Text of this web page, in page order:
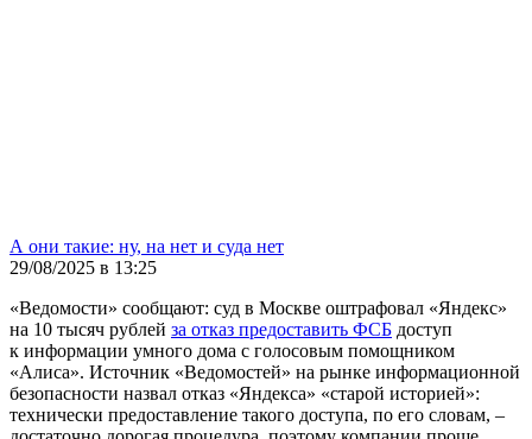
А они такие: ну, на нет и суда нет
29/08/2025 в 13:25
«Ведомости» сообщают: суд в Москве оштрафовал «Яндекс»
на 10 тысяч рублей за отказ предоставить ФСБ доступ
к информации умного дома с голосовым помощником
«Алиса». Источник «Ведомостей» на рынке информационной
безопасности назвал отказ «Яндекса» «старой историей»:
технически предоставление такого доступа, по его словам, –